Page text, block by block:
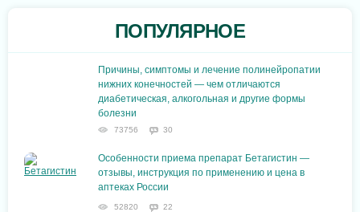
ПОПУЛЯРНОЕ
Причины, симптомы и лечение полинейропатии
нижних конечностей — чем отличаются
диабетическая, алкогольная и другие формы
болезни
73756 30
Особенности приема препарат Бетагистин —
отзывы, инструкция по применению и цена в
аптеках России
52820 22